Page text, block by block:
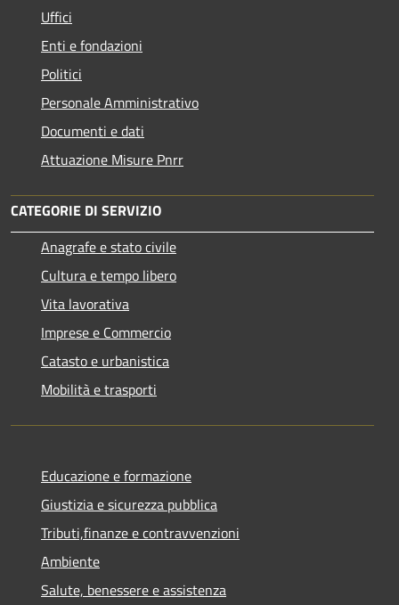
Uffici
Enti e fondazioni
Politici
Personale Amministrativo
Documenti e dati
Attuazione Misure Pnrr
CATEGORIE DI SERVIZIO
Anagrafe e stato civile
Cultura e tempo libero
Vita lavorativa
Imprese e Commercio
Catasto e urbanistica
Mobilità e trasporti
Educazione e formazione
Giustizia e sicurezza pubblica
Tributi,finanze e contravvenzioni
Ambiente
Salute, benessere e assistenza